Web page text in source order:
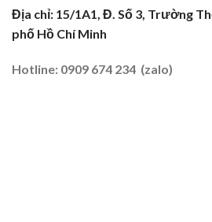
Nghề
Tại
Lúa
Địa chỉ: 15/1A1, Đ. Số 3, Trường
phố Hồ Chí Minh
Hotline: 0909 674 234 (zalo)